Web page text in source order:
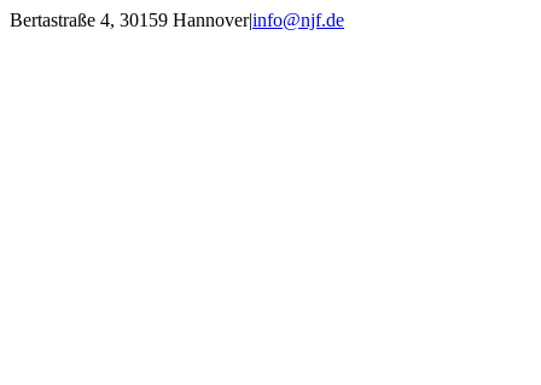
Zum
Bertastraße 4, 30159 Hannover|info@njf.de